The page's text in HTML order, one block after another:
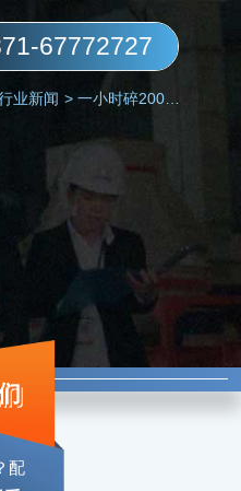
67772727
业新闻 > 一小时碎200吨左右石子的圆锥破碎机型号及价格
配